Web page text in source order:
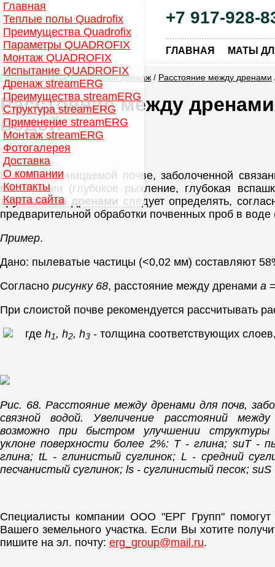
Главная
Теплые полы Quadrofix
Преимущества Quadrofix
Параметры QUADROFIX
Монтаж QUADROFIX
Испытание QUADROFIX
Дренаж streamERG
Преимущества streamERG
Структура streamERG
Применение streamERG
Монтаж streamERG
Фотогалерея
Доставка
О компании
Контакты
Карта сайта
+7 917-928-
ГЛАВНАЯ МАТЫ
Главная/Статьи/Трубчатый дренаж / Расстояние между дренами
Расстояние между
водой
В плохо проницаемой почве, заболоченной
мелиорации (глубокое рыхление, глубокая
трубчатыми дренами следует определять,
предварительной обработки почвенных проб в воде
Пример.
Дано: пылеватые частицы (<0,02 мм) составляют
Согласно рисунку 68, расстояние между дренами а
При слоистой почве рекомендуется рассчитывать
где h1, h2, h3 - толщина соответствующих
Рис. 68. Расстояние между дренами для почв,
связной водой. Увеличение расстояний
возможно при быстром улучшении
уклоне поверхности более 2%: Т - глина; suT -
глина; tL - глинистый суглинок; L - средний
песчанистый суглинок; ls - суглинистый песок; suS
Специалисты компании ООО "ЕРГ Групп"
Вашего земельного участка. Если Вы хотите
пишите на эл. почту: erg_group@mail.ru.